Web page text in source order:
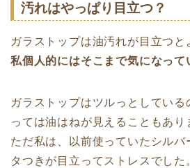
汚れはやっぱり目立つ？
ガラストップは油汚れが目立つと
私個人的にはそこまで気になって
ガラストップはツルっとしている
っては油はねが見えることもあり
ただ私は、以前使っていたシルバ
タつきが目立ってストレスでした